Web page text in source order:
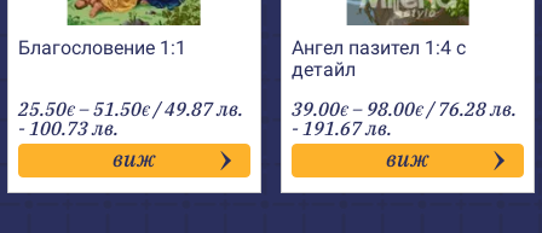
Благословение 1:1
25.50€ –51.50€Price
range:
25.50€
through
51.50€
/ 49.87 лв.
- 100.73 лв.
виж
Ангел пазител 1:4 с
детайл
39.00€ – 98.00€Price
range:
39.00€
through
98.00€
/ 76.28 лв.
- 191.67 лв.
виж